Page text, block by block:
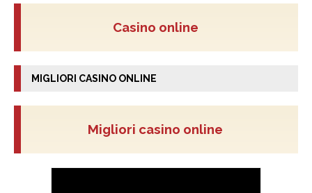
Casino online
MIGLIORI CASINO ONLINE
Migliori casino online